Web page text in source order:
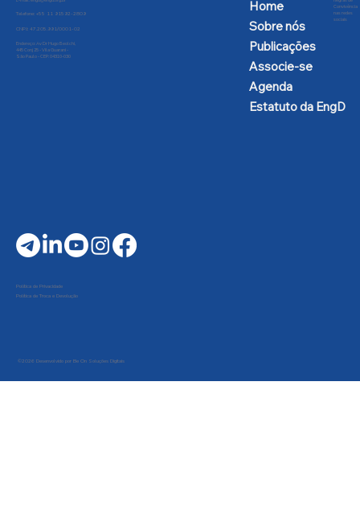
Telefone: +55 11 91592-2809
CNPJ: 47.205.991/0001-02
Endereço: Av Dr Hugo Beolchi,
445 Conj 25 - Vila Guarani -
São Paulo - CEP: 04310-030
Home
Sobre nós
Publicações
Associe-se
Agenda
Estatuto da EngD
Convivência
nas redes
sociais
Política de Privacidade
Política de Troca e Devolução
©2026 Desenvolvido por Be On Soluções Digitais